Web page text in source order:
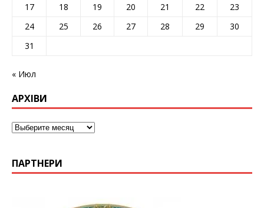
17
18 19 20 21 22
23
24
25 26 27 28 29
30
31
« Июл
АРХІВИ
ПАРТНЕРИ